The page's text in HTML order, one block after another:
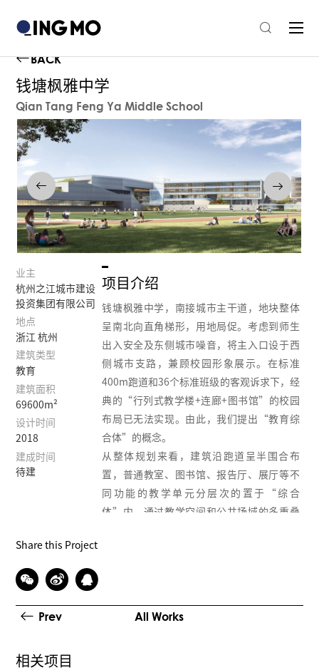
BACK
钱塘枫雅中学
Qian Tang Feng Ya Middle School
项目介绍
钱塘枫雅中学，南接城市主干道，地块整体
呈南北向直角梯形，用地局促。考虑到师生
出入安全及东侧城市噪音，将主入口设于西
侧城市支路，兼顾校园形象展示。在标准
400m跑道和36个标准班级的客观诉求下，经
典的“行列式教学楼+连廊+图书馆”的校园
布局已无法实现。由此，我们提出“教育综
合体”的概念。
从整体规划来看，建筑沿跑道呈半围合布
置，普通教室、图书馆、报告厅、展厅等不
同功能的教学单元分层次的置于“综合
体”内，通过教学空间和公共场域的多重叠
圈”，可举办 “环校园越野跑”，强化校园
的整体性和联通性。
业主
杭州之江城市建设
投资集团有限公司
地点
浙江 杭州
建筑类型
教育
建筑面积
69600m²
设计时间
2018
建成时间
待建
Share this Project
Prev All Works
相关项目